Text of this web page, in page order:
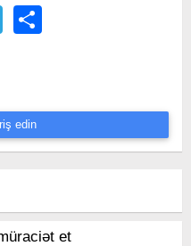
Telegram
edin
et